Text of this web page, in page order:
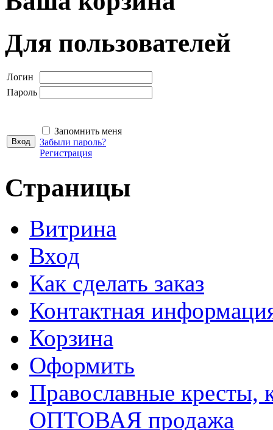
Для пользователей
Логин
Пароль
Запомнить меня
Забыли пароль?
Регистрация
Страницы
Витрина
Вход
Как сделать заказ
Контактная
Корзина
Оформить
Православные кресты,
ОПТОВАЯ продажа